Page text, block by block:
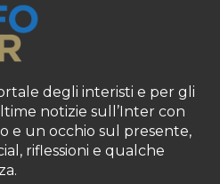
degli interisti e per gli
notizie sull’Inter con
e un occhio sul presente,
riflessioni e qualche